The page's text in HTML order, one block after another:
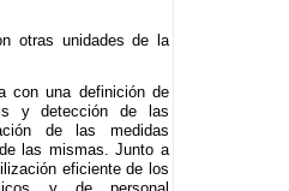
otras unidades de la
con una definición de
y detección de las
de las medidas
las mismas. Junto a
eficiente de los